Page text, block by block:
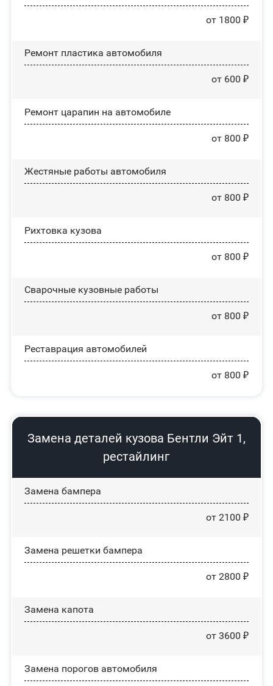
от 1800 ₽
Ремонт пластика автомобиля
от 600 ₽
Ремонт царапин на автомобиле
от 800 ₽
Жестяные работы автомобиля
от 800 ₽
Рихтовка кузова
от 800 ₽
Сварочные кузовные работы
от 800 ₽
Реставрация автомобилей
от 800 ₽
Замена деталей кузова Бентли Эйт 1,
рестайлинг
Замена бампера
от 2100 ₽
Замена решетки бампера
от 2800 ₽
Замена капота
от 3600 ₽
Замена порогов автомобиля